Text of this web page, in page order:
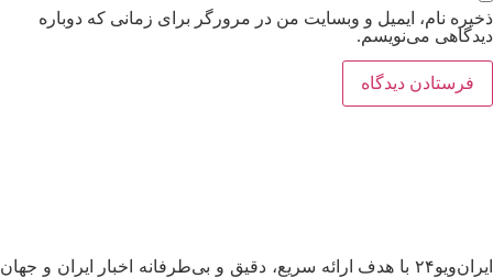
ذخیره نام، ایمیل و وبسایت من در مرورگر برای زمانی که دوباره
دیدگاهی می‌نویسم.
ایران‌ویو۲۴ با هدف ارائه سریع، دقیق و بی‌طرفانه اخبار ایران و جهان